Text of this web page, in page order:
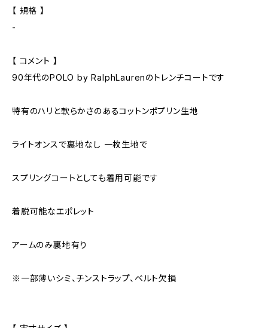
【 規格 】
-
【 コメント 】
90年代のPOLO by RalphLaurenのトレンチコートです
特有のハリと軟らかさのあるコットンポプリン生地
ライトオンスで裏地なし 一枚生地で
スプリングコートとしても着用可能です
着脱可能なエポレット
アームのみ裏地有り
※一部薄いシミ、チンストラップ、ベルト欠損